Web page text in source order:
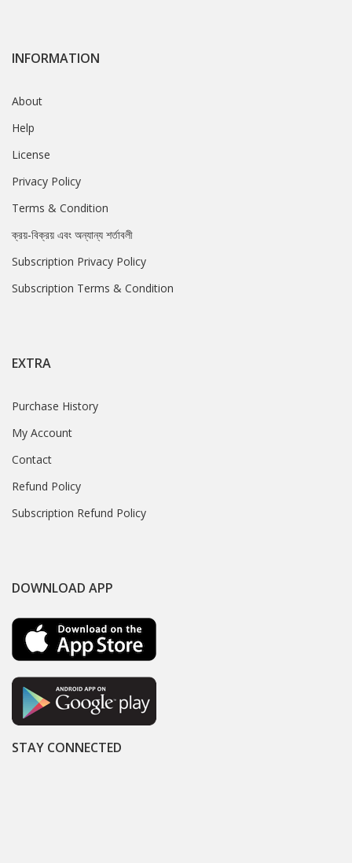
INFORMATION
About
Help
License
Privacy Policy
Terms & Condition
ক্রয়-বিক্রয় এবং অন্যান্য শর্তাবলী
Subscription Privacy Policy
Subscription Terms & Condition
EXTRA
Purchase History
My Account
Contact
Refund Policy
Subscription Refund Policy
DOWNLOAD APP
STAY CONNECTED